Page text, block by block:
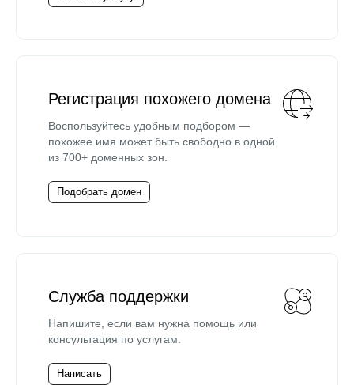
Регистрация похожего домена
Воспользуйтесь удобным подбором —
похожее имя может быть свободно в одной
из 700+ доменных зон.
Подобрать домен
Служба поддержки
Напишите, если вам нужна помощь или
консультация по услугам.
Написать